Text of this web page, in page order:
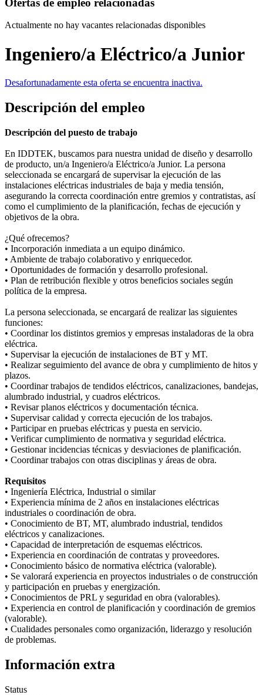
Actualmente no hay vacantes relacionadas disponibles
Ingeniero/a Eléctrico/a Junior
Desafortunadamente esta oferta se encuentra inactiva.
Descripción del empleo
Descripción del puesto de trabajo
En IDDTEK, buscamos para nuestra unidad de diseño y desarrollo
de producto, un/a Ingeniero/a Eléctrico/a Junior. La persona
seleccionada se encargará de supervisar la ejecución de las
instalaciones eléctricas industriales de baja y media tensión,
asegurando la correcta coordinación entre gremios y contratistas, así
como el cumplimiento de la planificación, fechas de ejecución y
objetivos de la obra.
¿Qué ofrecemos?
• Incorporación inmediata a un equipo dinámico.
• Ambiente de trabajo colaborativo y enriquecedor.
• Oportunidades de formación y desarrollo profesional.
• Plan de retribución flexible y otros beneficios sociales según
política de la empresa.
La persona seleccionada, se encargará de realizar las siguientes
funciones:
• Coordinar los distintos gremios y empresas instaladoras de la obra
eléctrica.
• Supervisar la ejecución de instalaciones de BT y MT.
• Realizar seguimiento del avance de obra y cumplimiento de hitos y
plazos.
• Coordinar trabajos de tendidos eléctricos, canalizaciones, bandejas,
alumbrado industrial, y cuadros eléctricos.
• Revisar planos eléctricos y documentación técnica.
• Supervisar calidad y correcta ejecución de los trabajos.
• Participar en pruebas eléctricas y puesta en servicio.
• Verificar cumplimiento de normativa y seguridad eléctrica.
• Gestionar incidencias técnicas y desviaciones de planificación.
• Coordinar trabajos con otras disciplinas y áreas de obra.
Requisitos
• Ingeniería Eléctrica, Industrial o similar
• Experiencia mínima de 2 años en instalaciones eléctricas
industriales o coordinación de obra.
• Conocimiento de BT, MT, alumbrado industrial, tendidos
eléctricos y canalizaciones.
• Capacidad de interpretación de esquemas eléctricos.
• Experiencia en coordinación de contratas y proveedores.
• Conocimiento básico de normativa eléctrica (valorable).
• Se valorará experiencia en proyectos industriales o de construcción
y participación en pruebas y energización.
• Conocimientos de PRL y seguridad en obra (valorables).
• Experiencia en control de planificación y coordinación de gremios
(valorable).
• Cualidades personales como organización, liderazgo y resolución
de problemas.
Información extra
Status